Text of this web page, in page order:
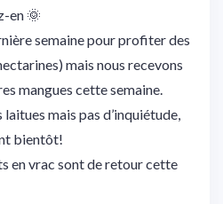
en 🌞
semaine pour profiter des
mais nous recevons
mangues cette semaine.
mais pas d’inquiétude,
bientôt!
en vrac sont de retour cette